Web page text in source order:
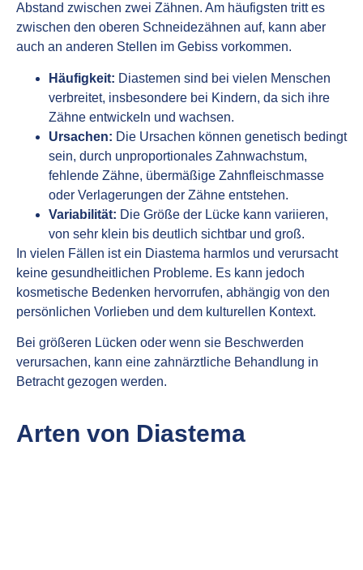
Abstand zwischen zwei Zähnen. Am häufigsten tritt es
zwischen den oberen Schneidezähnen auf, kann aber
auch an anderen Stellen im Gebiss vorkommen.
Häufigkeit: Diastemen sind bei vielen Menschen
verbreitet, insbesondere bei Kindern, da sich ihre
Zähne entwickeln und wachsen.
Ursachen: Die Ursachen können genetisch bedingt
sein, durch unproportionales Zahnwachstum,
fehlende Zähne, übermäßige Zahnfleischmasse
oder Verlagerungen der Zähne entstehen.
Variabilität: Die Größe der Lücke kann variieren,
von sehr klein bis deutlich sichtbar und groß.
In vielen Fällen ist ein Diastema harmlos und verursacht
keine gesundheitlichen Probleme. Es kann jedoch
kosmetische Bedenken hervorrufen, abhängig von den
persönlichen Vorlieben und dem kulturellen Kontext.
Bei größeren Lücken oder wenn sie Beschwerden
verursachen, kann eine zahnärztliche Behandlung in
Betracht gezogen werden.
Arten von Diastema